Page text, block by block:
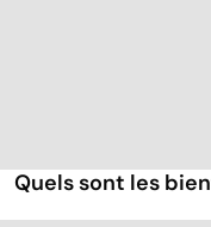
Quels sont les